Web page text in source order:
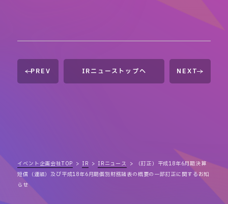
PREV IRニューストップへ NEXT
イベント企画会社TOP IR IRニュース
（訂正）平成18年6月期決算
短信（連結）及び平成18年6月期個別財務諸表の概要の一部訂正に関するお知
らせ